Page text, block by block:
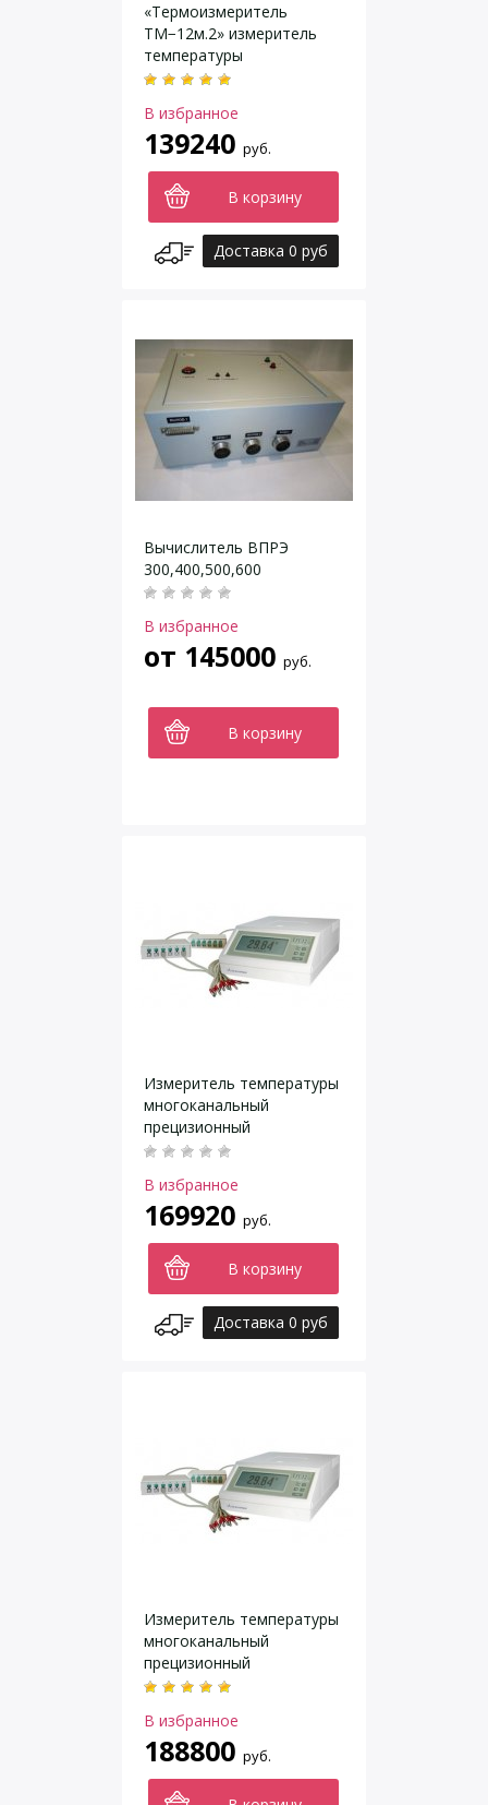
«Термоизмеритель
ТМ−12м.2» измеритель
температуры
многоканальный
В избранное
139240 руб.
В корзину
Доставка 0 руб
Вычислитель ВПРЭ
300,400,500,600
В избранное
от 145000 руб.
В корзину
Измеритель температуры
многоканальный
прецизионный
«Термоизмеритель
В избранное
169920 руб.
В корзину
Доставка 0 руб
Измеритель температуры
многоканальный
прецизионный
«Термоизмеритель
В избранное
188800 руб.